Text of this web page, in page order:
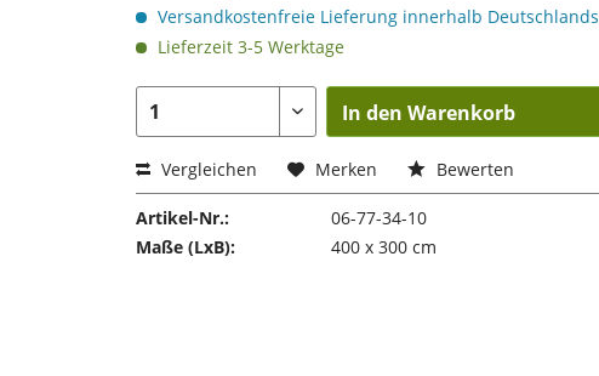
Versandkostenfreie Lieferung innerhalb Deutschlands
Lieferzeit 3-5 Werktage
In den Warenkorb
Vergleichen Merken Bewerten
Artikel-Nr.:
06-77-34-10
Maße (LxB):
400 x 300 cm